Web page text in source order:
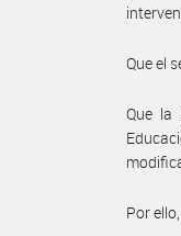
Que el
Que la
Por ello,